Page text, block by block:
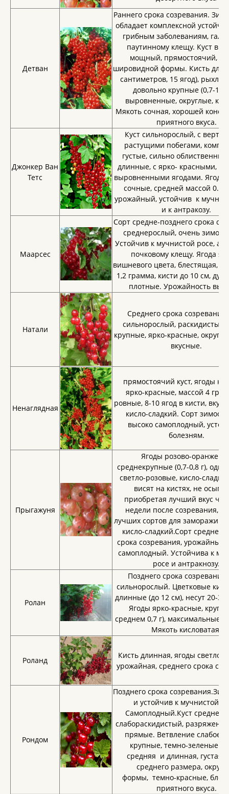
Детван
Раннего срока созревания.
обладает комплексной
грибным заболеваниям,
паутинному клещу. Куст
мощный, прямостоячий,
шировидной формы. Кисть
сантиметров, 15 ягод),
довольно крупные (0,7-1,0
выровненные, округлые,
Мякоть сочная, хорошей
приятного вкуса.
Джонкер Ван
Тетс
Куст сильнорослый, с
растущими побегами,
густые, сильно
длинные, с ярко- красными,
выровненными ягодами. Ягоды
сочные, средней массой
урожайный, устойчив к
и к антракозу.
Маарсес
Сорт средне-позднего срока
среднерослый, очень
Устойчив к мучнистой росе,
почковому клещу. Ягода
вишневого цвета, блестящая,
1,2 грамма, кисти до 10 см,
плотные. Урожайность
Натали
Среднего срока созревания.
сильнорослый, раскидистый.
крупные, ярко-красные,
вкусные.
Ненаглядная
прямостоячий куст, ягоды
ярко-красные, массой 4 гр. ,
ровные, 8-10 ягод в кисти, вкус
кисло-сладкий. Сорт
высоко самоплодный,
болезням.
Прыгажуня
Ягоды розово-
среднекрупные (0,7-0,8 г),
светло-розовые, кисло-
висят на кистях, не
приобретая лучший вкус
недели после созревания,
лучших сортов для
кисло-сладкий.Сорт
срока созревания, урожайный,
самоплодный. Устойчива к
росе и антракнозу.
Ролан
Позднего срока созревания.
сильнорослый. Цветковые
длинные (до 12 см), несут 20-30
Ягоды ярко-красные,
среднем 0,7 г), максимальные —
Мякоть кисловатая.
Роланд
Кисть длинная, ягоды светло-
урожайная, среднего срока
Рондом
Позднего срока
и устойчив к мучнистой
Самоплодный.Куст
слабораскидистый,
прямые. Ветвление
крупные, темно-зеленые.
средняя и длинная,
среднего размера,
формы, темно-красные,
приятного вкуса.